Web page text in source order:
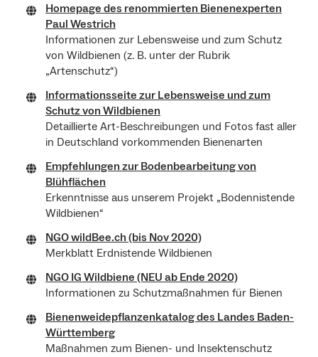
Homepage des renommierten Bienenexperten
Paul Westrich
Informationen zur Lebensweise und zum Schutz
von Wildbienen (z. B. unter der Rubrik
„Artenschutz“)
Informationsseite zur Lebensweise und zum
Schutz von Wildbienen
Detaillierte Art-Beschreibungen und Fotos fast aller
in Deutschland vorkommenden Bienenarten
Empfehlungen zur Bodenbearbeitung von
Blühflächen
Erkenntnisse aus unserem Projekt „Bodennistende
Wildbienen“
NGO wildBee.ch (bis Nov 2020)
Merkblatt Erdnistende Wildbienen
NGO IG Wildbiene (NEU ab Ende 2020)
Informationen zu Schutzmaßnahmen für Bienen
Bienenweidepflanzenkatalog des Landes Baden-
Württemberg
Maßnahmen zum Bienen- und Insektenschutz